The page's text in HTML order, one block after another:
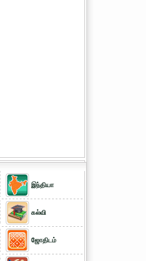
இந்தியா
கல்வி
ஜோதிடம்